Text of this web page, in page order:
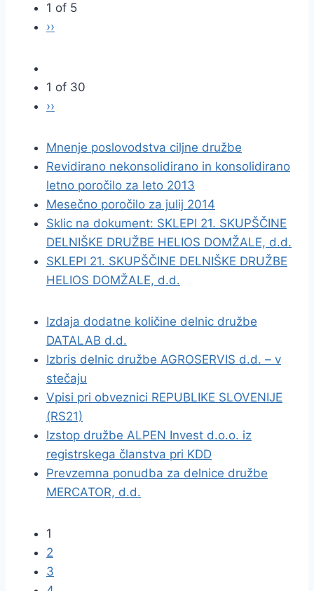
1 of 5
››
1 of 30
››
Mnenje poslovodstva ciljne družbe
Revidirano nekonsolidirano in konsolidirano
letno poročilo za leto 2013
Mesečno poročilo za julij 2014
Sklic na dokument: SKLEPI 21. SKUPŠČINE
DELNIŠKE DRUŽBE HELIOS DOMŽALE, d.d.
SKLEPI 21. SKUPŠČINE DELNIŠKE DRUŽBE
HELIOS DOMŽALE, d.d.
Izdaja dodatne količine delnic družbe
DATALAB d.d.
Izbris delnic družbe AGROSERVIS d.d. – v
stečaju
Vpisi pri obveznici REPUBLIKE SLOVENIJE
(RS21)
Izstop družbe ALPEN Invest d.o.o. iz
registrskega članstva pri KDD
Prevzemna ponudba za delnice družbe
MERCATOR, d.d.
1
2
3